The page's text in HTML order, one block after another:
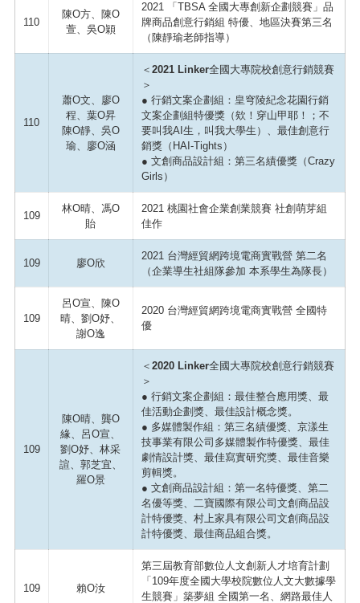
110
陳O方、陳O
萱、吳O穎
2021 「TBSA 全國大專創新企劃競賽」品
牌商品創意行銷組 特優、地區決賽第三名
（陳靜瑜老師指導）
110
蕭O文、廖O
程、葉O昇
陳O靜、吳O
瑜、廖O涵
＜2021 Linker全國大專院校創意行銷競賽
＞
● 行銷文案企劃組：皇穹陵紀念花園行銷
文案企劃組特優獎（欸！穿山甲耶！；不
要叫我AI生，叫我大學生）、最佳創意行
銷獎（HAI-Tights）
● 文創商品設計組：第三名績優獎（Crazy
Girls）
109
林O晴、馮O
貽
2021 桃園社會企業創業競賽 社創萌芽組
佳作
109 廖O欣
2021 台灣經貿網跨境電商實戰營 第二名
（企業導生社組隊參加 本系學生為隊長）
109
呂O宣、陳O
晴、劉O妤、
謝O逸
2020 台灣經貿網跨境電商實戰營 全國特
優
109
陳O晴、龔O
緣、呂O宣、
劉O妤、林采
諠、郭芝宜、
羅O景
＜2020 Linker全國大專院校創意行銷競賽
＞
● 行銷文案企劃組：最佳整合應用獎、最
佳活動企劃獎、最佳設計概念獎。
● 多媒體製作組：第三名績優獎、京漾生
技事業有限公司多媒體製作特優獎、最佳
劇情設計獎、最佳寫實研究獎、最佳音樂
剪輯獎。
● 文創商品設計組：第一名特優獎、第二
名優等獎、二寶國際有限公司文創商品設
計特優獎、村上家具有限公司文創商品設
計特優獎、最佳商品組合獎。
109 賴O汝
第三屆教育部數位人文創新人才培育計劃
「109年度全國大學校院數位人文大數據學
生競賽」築夢組 全國第一名、網路最佳人